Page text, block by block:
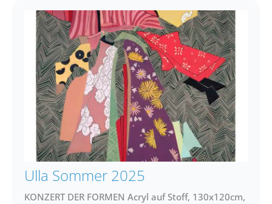
Ulla Sommer 2025
KONZERT DER FORMEN Acryl auf Stoff, 130x120cm,